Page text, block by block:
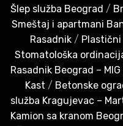
Šlep služba Beograd /
Smeštaj i apartmani
Rasadnik/ Plastični
Stomatološka
Rasadnik Beograd –
Kast / Betonske
služba Kragujevac –
Kamion sa kranom